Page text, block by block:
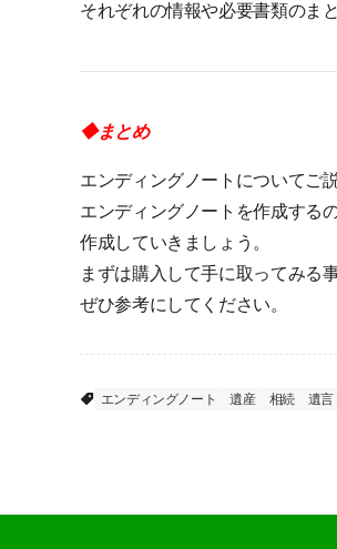
それぞれの情報や必要書類のま
◆まとめ
エンディングノートについてご
エンディングノートを作成する
作成していきましょう。
まずは購入して手に取ってみる
ぜひ参考にしてください。
エンディングノート 遺産 相続 遺言